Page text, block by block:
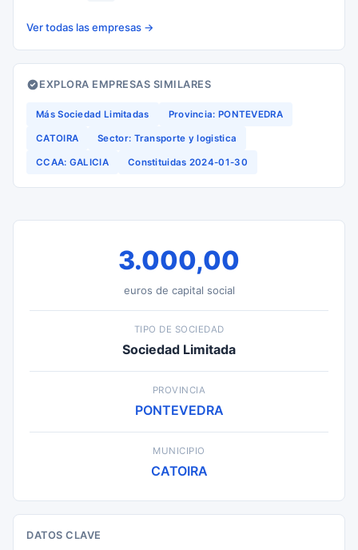
Ver todas las empresas →
EXPLORA EMPRESAS SIMILARES
Más Sociedad Limitadas Provincia: PONTEVEDRA
CATOIRA Sector: Transporte y logistica
CCAA: GALICIA Constituidas 2024-01-30
3.000,00
euros de capital social
TIPO DE SOCIEDAD
Sociedad Limitada
PROVINCIA
PONTEVEDRA
MUNICIPIO
CATOIRA
DATOS CLAVE